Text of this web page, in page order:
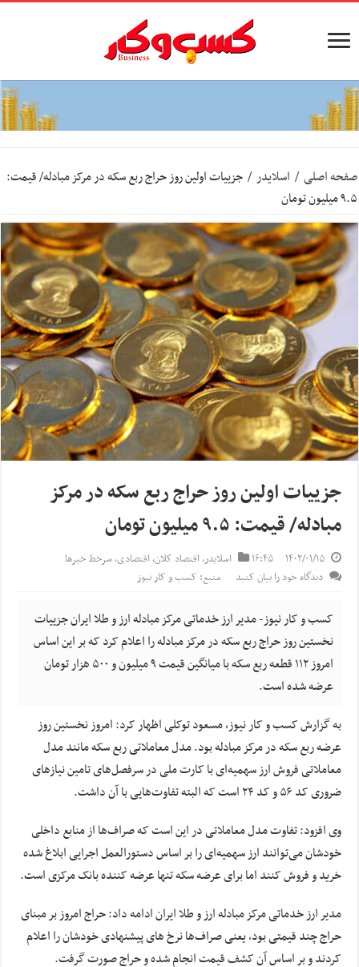
صفحه اصلی / اسلایدر / جزییات اولین روز حراج ربع سکه در مرکز مبادله/ قیمت:
۹.۵ میلیون تومان
جزییات اولین روز حراج ربع سکه در مرکز
مبادله/ قیمت: ۹.۵ میلیون تومان
۱۴۰۲/۰۱/۱۵ ۱۶:۴۵ اسلایدر,اقتصاد کلان,اقتصادی,سرخط خبرها
دیدگاه خود را بیان کنید
منبع: کسب و کار نیوز
کسب و کار نیوز- مدیر ارز خدماتی مرکز مبادله ارز و طلا ایران جزییات
نخستین روز حراج ربع سکه در مرکز مبادله را اعلام کرد که بر این اساس
امروز ۱۱۲ قطعه ربع سکه با میانگین قیمت ۹ میلیون و ۵۰۰ هزار تومان
عرضه شده است.
به گزارش کسب و کار نیوز، مسعود توکلی اظهار کرد: امروز نخستین روز
عرضه ربع سکه در مرکز مبادله بود. مدل معاملاتی ربع سکه مانند مدل
معاملاتی فروش ارز سهمیه‌ای با کارت ملی در سرفصل‌های تامین نیازهای
ضروری کد ۵۶ و کد ۲۴ است که البته تفاوت‌هایی با آن داشت.
وی افزود: تفاوت مدل معاملاتی در این است که صراف‌ها از منابع داخلی
خودشان می‌توانند ارز سهمیه‌ای را بر اساس دستورالعمل‌ اجرایی ابلاغ شده
خرید و فروش کنند اما برای عرضه سکه تنها عرضه کننده بانک مرکزی است.
مدیر ارز خدماتی مرکز مبادله ارز و طلا ایران ادامه داد: حراج امروز بر مبنای
حراج چند قیمتی بود، یعنی صراف‌ها نرخ های پیشنهادی خودشان را اعلام
کردند و بر اساس آن کشف قیمت انجام شده و حراج صورت گرفت.